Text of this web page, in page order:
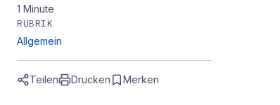
1 Minute
RUBRIK
Allgemein
Teilen Drucken Merken